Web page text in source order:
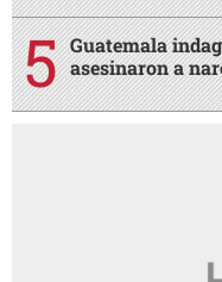
Guatemala
asesinaron a